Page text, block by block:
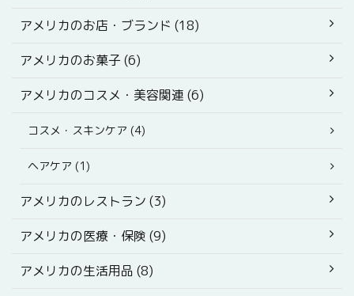
アメリカのお店・ブランド (18)
アメリカのお菓子 (6)
アメリカのコスメ・美容関連 (6)
コスメ・スキンケア (4)
ヘアケア (1)
アメリカのレストラン (3)
アメリカの医療・保険 (9)
アメリカの生活用品 (8)